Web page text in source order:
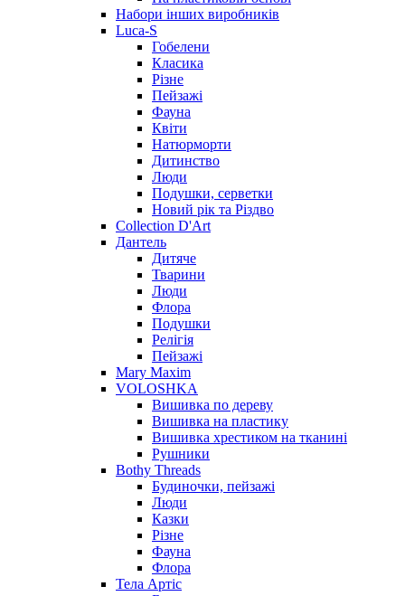
Набори інших виробників
Luca-S
Гобелени
Класика
Різне
Пейзажі
Фауна
Квіти
Натюрморти
Дитинство
Люди
Подушки, серветки
Новий рік та Різдво
Collection D'Art
Дантель
Дитяче
Тварини
Люди
Флора
Подушки
Релігія
Пейзажі
Mary Maxim
VOLOSHKA
Вишивка по дереву
Вишивка на пластику
Вишивка хрестиком на тканині
Рушники
Bothy Threads
Будиночки, пейзажі
Люди
Казки
Різне
Фауна
Флора
Тела Артіс